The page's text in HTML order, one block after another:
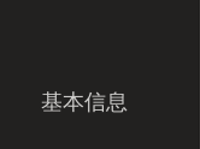
基本信息